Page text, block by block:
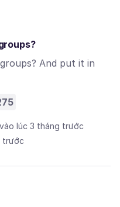
And put it in
lúc 3 tháng trước
trước